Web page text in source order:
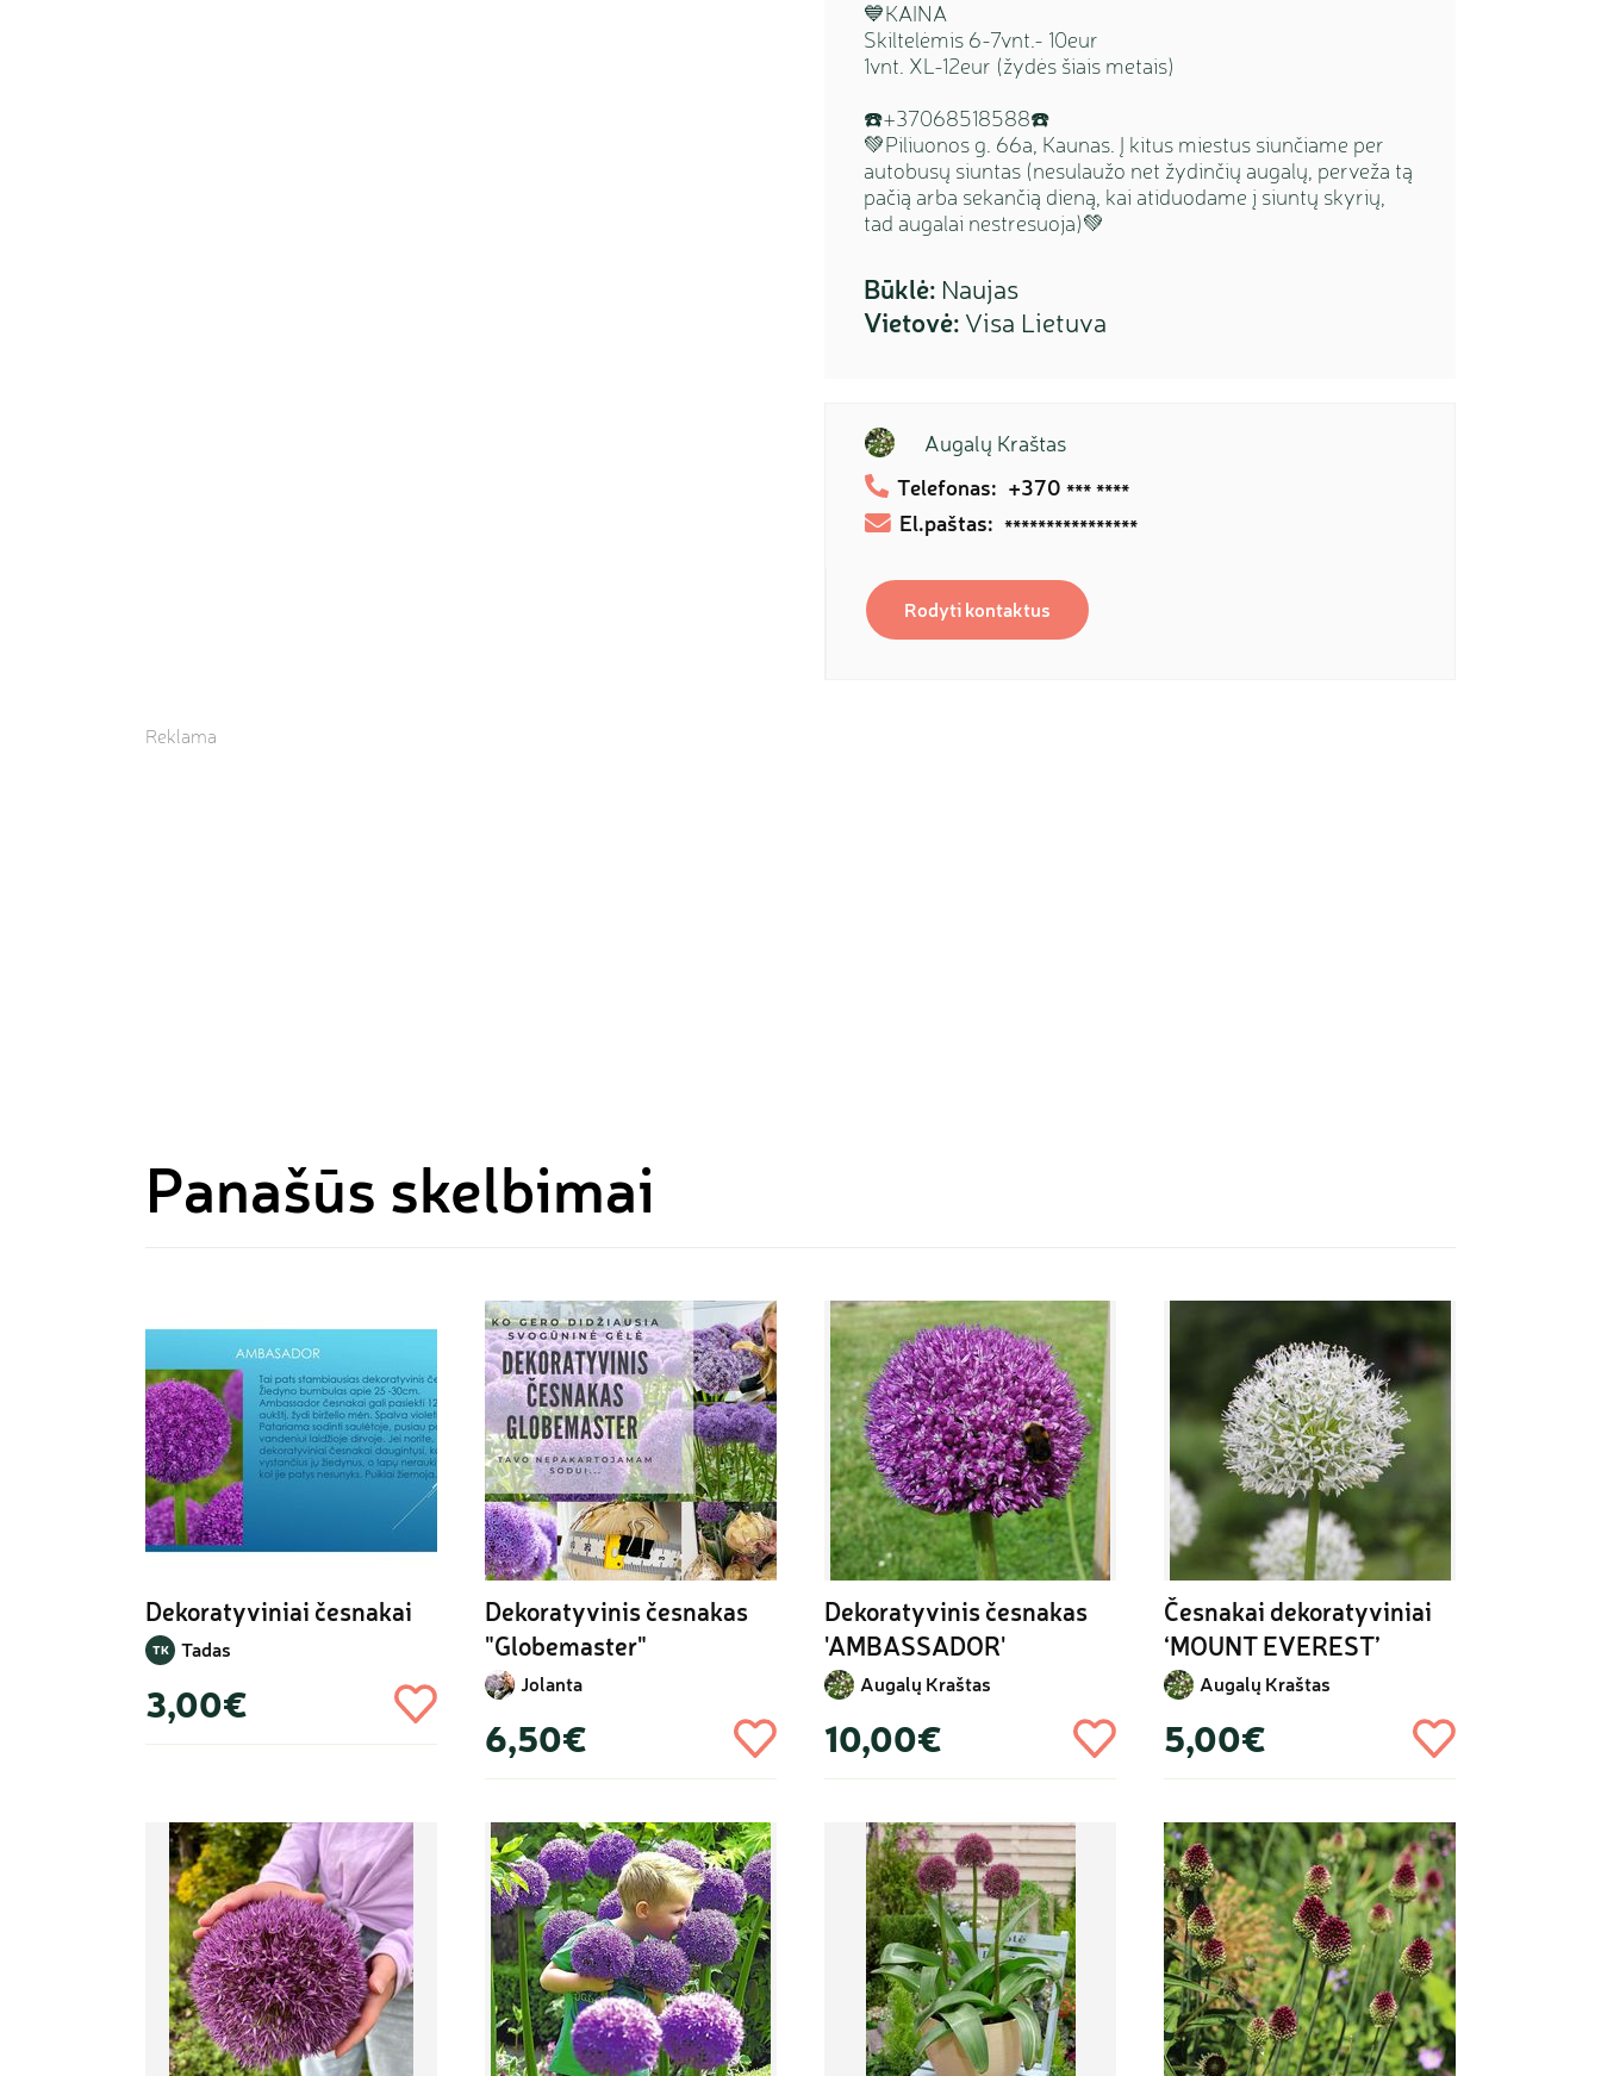
💙KAINA
Skiltelėmis 6-7vnt.- 10eur
1vnt. XL-12eur (žydės šiais metais)
☎️+37068518588☎️
💚Piliuonos g. 66a, Kaunas. Į kitus miestus siunčiame per
autobusų siuntas (nesulaužo net žydinčių augalų, perveža tą
pačią arba sekančią dieną, kai atiduodame į siuntų skyrių,
tad augalai nestresuoja)💚
Būklė: Naujas
Vietovė: Visa Lietuva
Augalų Kraštas
Telefonas: +370 *** ****
El.paštas: ****************
Rodyti kontaktus
Reklama
Panašūs skelbimai
Dekoratyviniai česnakai
TK Tadas
3,00€
Dekoratyvinis česnakas
"Globemaster"
Jolanta
6,50€
Dekoratyvinis česnakas
'AMBASSADOR'
Augalų Kraštas
10,00€
Česnakai dekoratyviniai
‘MOUNT EVEREST’
Augalų Kraštas
5,00€